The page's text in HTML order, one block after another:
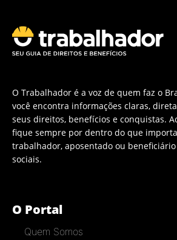
O Trabalhador é a voz de quem faz o
você encontra informações claras,
seus direitos, benefícios e conquistas.
fique sempre por dentro do que
trabalhador, aposentado ou
sociais.
O Portal
Quem Somos